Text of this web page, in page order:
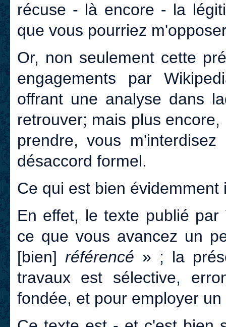
récuse - là encore - la
que vous pourriez
Or, non seulement cette
engagements par
offrant une analyse dans
retrouver; mais plus
prendre, vous
désaccord formel.
Ce qui est bien évidemment
En effet, le texte publié
ce que vous avancez un
[bien] référencé » ; la
travaux est sélective,
fondée, et pour employer